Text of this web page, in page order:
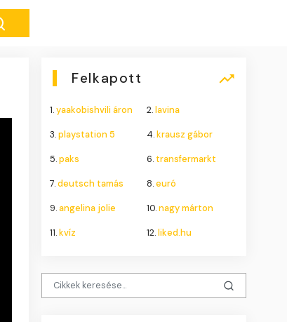
Felkapott
1.yaakobishvili áron 2.lavina
3.playstation 5 4.krausz gábor
5.paks 6. transfermarkt
7.deutsch tamás 8.euró
9.angelina jolie 10.nagy márton
11.kvíz 12.liked.hu